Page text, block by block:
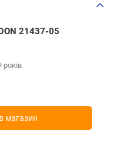
21437-05
магазин